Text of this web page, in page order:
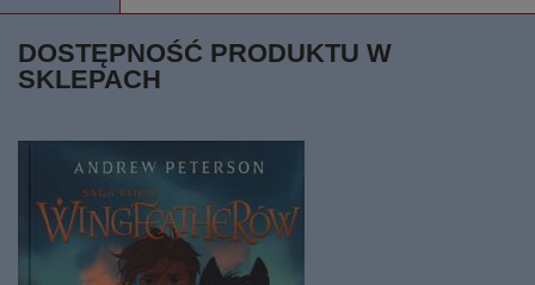
DOSTĘPNOŚĆ PRODUKTU W
SKLEPACH